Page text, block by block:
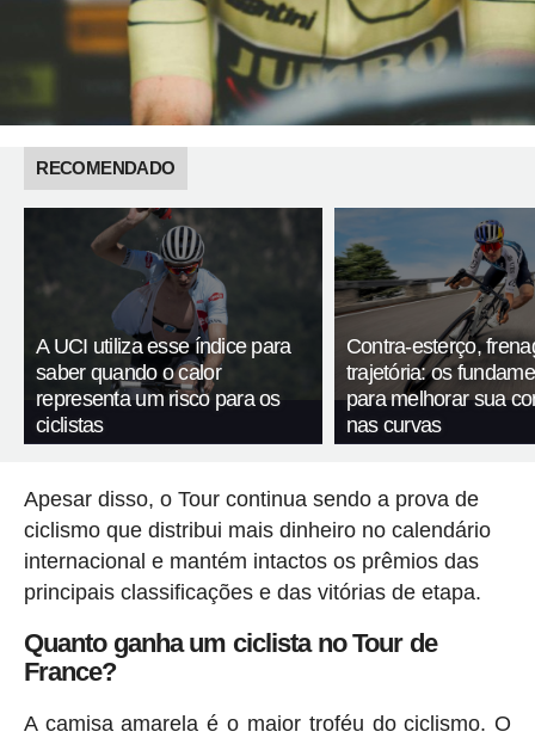
RECOMENDADO
A UCI utiliza esse índice para
saber quando o calor
representa um risco para os
ciclistas
Contra-esterço,
trajetória: os
para melhorar sua
nas curvas
Apesar disso, o Tour continua sendo a prova de
ciclismo que distribui mais dinheiro no calendário
internacional e mantém intactos os prêmios das
principais classificações e das vitórias de etapa.
Quanto ganha um ciclista no Tour de
France?
A camisa amarela é o maior troféu do ciclismo. O